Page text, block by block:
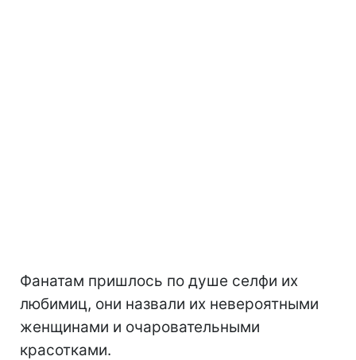
Фанатам пришлось по душе селфи их
любимиц, они назвали их невероятными
женщинами и очаровательными
красотками.